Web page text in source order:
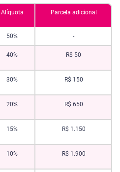
Alíquota Parcela adicional
50% -
40% R$ 50
30% R$ 150
20% R$ 650
15% R$ 1.150
10% R$ 1.900